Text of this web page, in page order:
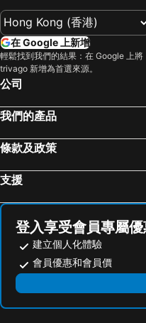
華麗酒店尖沙咀 (貝斯特韋斯特成員酒店)
最佳盛品酒店尖沙咀 (貝斯特韋斯特成員酒店)
龍堡國際酒店
文化旅館 • 翠雅山房
宏基國際賓館
Ramada Hong Kong Grand View
M1油麻地酒店
皇家太平洋酒店
銀景度假中心
優閒渡假屋
Hong Kong Disneyland
Le Méridien Hong Kong, Cyberport
T 酒店
Wan Chai Metro Station
深水埗區
香港迪士尼樂園
羅湖口岸
東門步行街
越秀區
Cheung Chau
Tsing Yi Metro Station
葡京娛樂場
上下九步行街
九龍城
番禺區
朗豪坊
荔灣區
在 Google 上新增
輕鬆找到我們的結果：在 Google 上將
trivago 新增為首選來源。
公司
我們的產品
條款及政策
支援
登入享受會員專屬
建立個人化體驗
會員優惠和會員價